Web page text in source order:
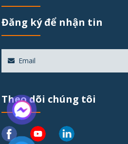
Đăng ký để nhận tin
Theo dõi chúng tôi